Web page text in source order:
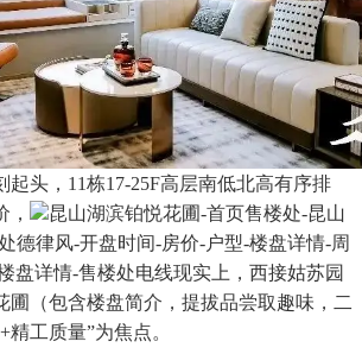
起头，11栋17-25F高层南低北高有序排
昆山湖滨铂悦花圃-首页售楼处-昆山
德律风-开盘时间-房价-户型-楼盘详情-周
盘详情-售楼处电线现实上，西接姑苏园
圃（包含楼盘简介，提拔品尝取趣味，二
工质量”为焦点。